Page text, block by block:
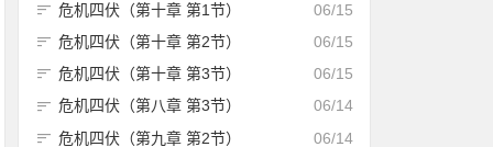
06/15
危机四伏（第十章 第1节）
06/15
危机四伏（第十章 第2节）
06/15
危机四伏（第十章 第3节）
06/14
危机四伏（第八章 第3节）
06/14
危机四伏（第九章 第2节）